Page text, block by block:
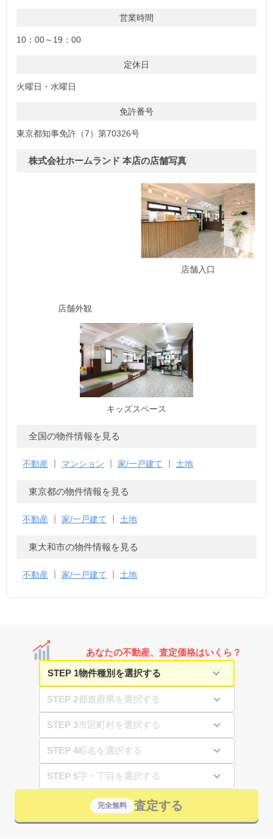
営業時間
10：00～19：00
定休日
火曜日・水曜日
免許番号
東京都知事免許（7）第70326号
株式会社ホームランド 本店の店舗写真
店舗外観
店舗入口
キッズスペース
全国の物件情報を見る
不動産 マンション 家/一戸建て 土地
東京都の物件情報を見る
不動産 家/一戸建て 土地
東大和市の物件情報を見る
不動産 家/一戸建て 土地
あなたの不動産、査定価格はいくら？
STEP 1
STEP 2
STEP 3
STEP 4
STEP 5
完全無料 査定する